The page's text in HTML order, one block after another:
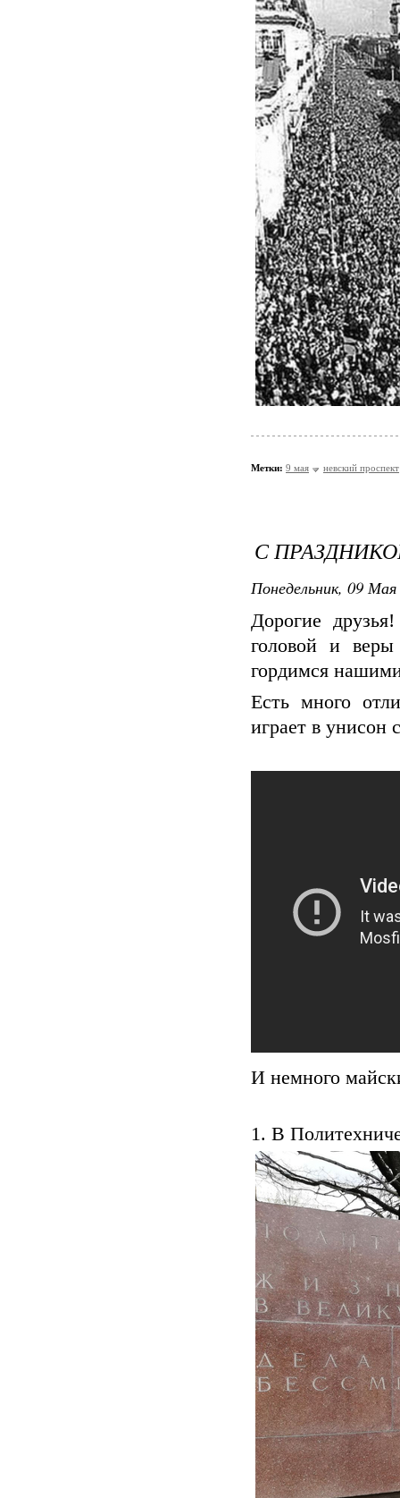
Метки: 9 мая невский проспект
С
Понедельник, 09
Дорогие
головой и
гордимся
Есть много
играет в
И немного
1. В